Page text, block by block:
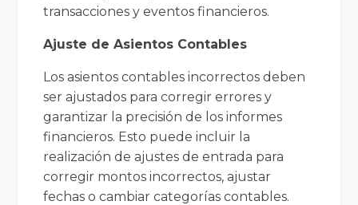
transacciones y eventos financieros.
Ajuste de Asientos Contables
Los asientos contables incorrectos deben
ser ajustados para corregir errores y
garantizar la precisión de los informes
financieros. Esto puede incluir la
realización de ajustes de entrada para
corregir montos incorrectos, ajustar
fechas o cambiar categorías contables.